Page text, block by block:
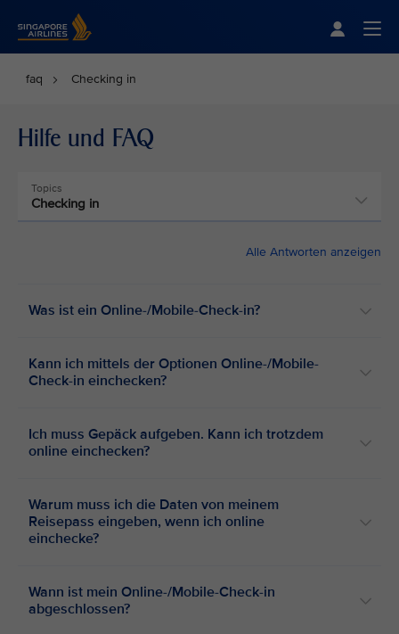
faq Checking in
Hilfe und FAQ
Topics
Checking in
Alle Antworten anzeigen
Was ist ein Online-/Mobile-Check-in?
Kann ich mittels der Optionen Online-/Mobile-
Check-in einchecken?
Ich muss Gepäck aufgeben. Kann ich trotzdem
online einchecken?
Warum muss ich die Daten von meinem
Reisepass eingeben, wenn ich online
einchecke?
Wann ist mein Online-/Mobile-Check-in
abgeschlossen?